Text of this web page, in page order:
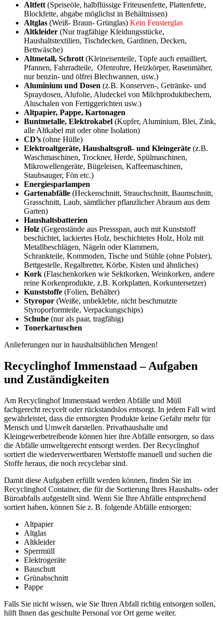
Altfett (Speiseöle, halbflüssige Friteusenfette, Plattenfette,
Blockfette, abgabe möglichst in Behältnissen)
Altglas (Weiß- Braun- Grünglas) Kein Fensterglas
Altkleider (Nur tragfähige Kleidungsstücke,
Haushaltstextilien, Tischdecken, Gardinen, Decken,
Bettwäsche)
Altmetall, Schrott (Kleineisenteile, Töpfe auch emailliert,
Pfannen, Fahrradteile, Ofenrohre, Heizkörper, Rasenmäher,
nur benzin- und ölfrei Blechwannen, usw.)
Aluminium und Dosen (z.B. Konserven-, Getränke- und
Spraydosen, Alufolie, Aludeckel von Milchproduktbechern,
Aluschalen von Fertiggerichten usw.)
Altpapier, Pappe, Kartonagen
Buntmetalle, Elektrokabel (Kupfer, Aluminium, Blei, Zink,
alle Altkabel mit oder ohne Isolation)
CD’s (ohne Hülle)
Elektroaltgeräte, Haushaltsgroß- und Kleingeräte (z.B.
Waschmaschinen, Trockner, Herde, Spülmaschinen,
Mikrowellengeräte, Bügeleisen, Kaffeemaschinen,
Staubsauger, Fön etc.)
Energiesparlampen
Gartenabfälle (Heckenschnitt, Strauchschnitt, Baumschnitt,
Grasschnitt, Laub, sämtlicher pflanzlicher Abraum aus dem
Garten)
Haushaltsbatterien
Holz (Gegenstände aus Pressspan, auch mit Kunststoff
beschichtet, lackiertes Holz, beschichtetes Holz, Holz mit
Metallbeschlägen, Nägeln oder Klammern,
Schrankteile, Kommoden, Tische und Stühle (ohne Polster),
Bettgestelle, Regalbretter, Körbe, Kisten und ähnliches)
Kork (Flaschenkorken wie Sektkorken, Weinkorken, andere
reine Korkenprodukte, z.B. Korkplatten, Korkuntersetzer)
Kunststoffe (Folien, Behälter)
Styropor (Weiße, unbeklebte, nicht beschmutzte
Styroporformteile, Verpackungschips)
Schuhe (nur als paar, tragfähig)
Tonerkartuschen
Anlieferungen nur in haushaltsüblichen Mengen!
Recyclinghof Immenstaad – Aufgaben
und Zuständigkeiten
Am Recyclinghof Immenstaad werden Abfälle und Müll
fachgerecht recycelt oder rückstandslos entsorgt. In jedem Fall wird
gewährleistet, dass die entsorgten Produkte keine Gefahr mehr für
Mensch und Umwelt darstellen. Privathaushalte und
Kleingewerbetreibende können hier ihre Abfälle entsorgen, so dass
die Abfälle umweltgerecht entsorgt werden. Der Recyclinghof
sortiert die wiederverwertbaren Wertstoffe manuell und suchen die
Stoffe heraus, die noch recyclebar sind.
Damit diese Aufgaben erfüllt werden können, finden Sie im
Recyclinghof Container, die für die Sortierung Ihres Haushalts- oder
Büroabfalls aufgestellt sind. Wenn Sie Ihre Abfälle entsprechend
sortiert haben, können Sie z. B. folgende Abfälle entsorgen:
Altpapier
Altglas
Altkleider
Sperrmüll
Elektrogeräte
Bauschutt
Grünabschnitt
Pappe
Falls Sie nicht wissen, wie Sie Ihren Abfall richtig entsorgen sollen,
hilft Ihnen das geschulte Personal vor Ort gerne weiter.